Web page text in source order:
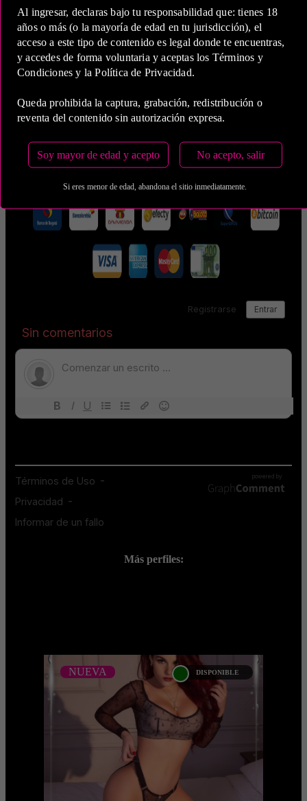
Al ingresar, declaras bajo tu responsabilidad que: tienes 18
años o más (o la mayoría de edad en tu jurisdicción), el
acceso a este tipo de contenido es legal donde te encuentras,
y accedes de forma voluntaria y aceptas los Términos y
Condiciones y la Política de Privacidad.
Queda prohibida la captura, grabación, redistribución o
reventa del contenido sin autorización expresa.
Soy mayor de edad y acepto No acepto, salir
Si eres menor de edad, abandona el sitio inmediatamente.
5 Horas
COP 1,500,000.00
Medio de Pago:
Más perfiles:
NUEVA DISPONIBLE
YUYA RAMJREZ -
CATALOGO PLATINO
NUEVA
Platinum Esta modelo pertenece a
nuestro Catálogo Privado Platinum.
Selección privada de modelos con un
nivel de belleza y perform ...